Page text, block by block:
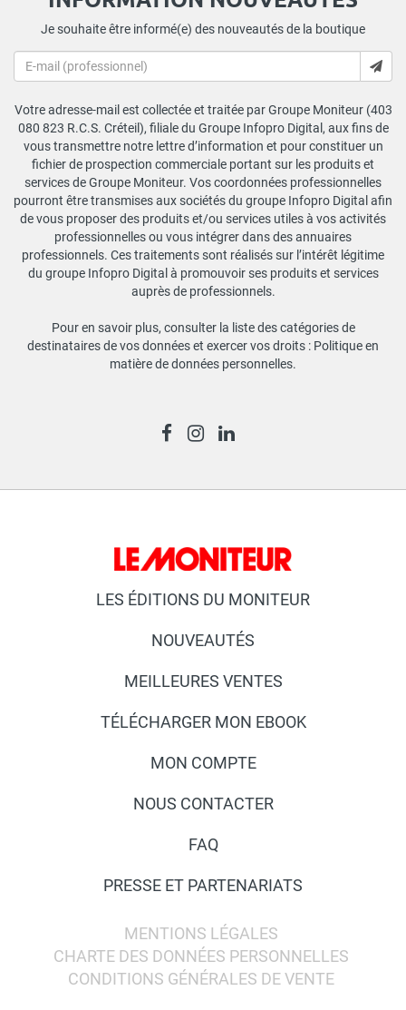
Je souhaite être informé(e) des nouveautés de la boutique
Votre adresse-mail est collectée et traitée par Groupe Moniteur (403
080 823 R.C.S. Créteil), filiale du Groupe Infopro Digital, aux fins de
vous transmettre notre lettre d’information et pour constituer un
fichier de prospection commerciale portant sur les produits et
services de Groupe Moniteur. Vos coordonnées professionnelles
pourront être transmises aux sociétés du groupe Infopro Digital afin
de vous proposer des produits et/ou services utiles à vos activités
professionnelles ou vous intégrer dans des annuaires
professionnels. Ces traitements sont réalisés sur l’intérêt légitime
du groupe Infopro Digital à promouvoir ses produits et services
auprès de professionnels.
Pour en savoir plus, consulter la liste des catégories de
destinataires de vos données et exercer vos droits : Politique en
matière de données personnelles.
LES ÉDITIONS DU MONITEUR
NOUVEAUTÉS
MEILLEURES VENTES
TÉLÉCHARGER MON EBOOK
MON COMPTE
NOUS CONTACTER
FAQ
PRESSE ET PARTENARIATS
MENTIONS LÉGALES
CHARTE DES DONNÉES PERSONNELLES
CONDITIONS GÉNÉRALES DE VENTE